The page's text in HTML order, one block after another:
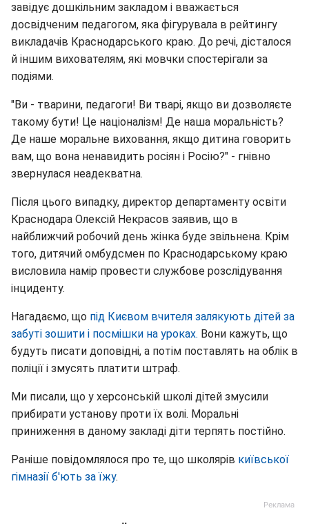
завідує дошкільним закладом і вважається
досвідченим педагогом, яка фігурувала в рейтингу
викладачів Краснодарського краю. До речі, дісталося
й іншим вихователям, які мовчки спостерігали за
подіями.
"Ви - тварини, педагоги! Ви тварі, якщо ви дозволяєте
такому бути! Це націоналізм! Де наша моральність?
Де наше моральне виховання, якщо дитина говорить
вам, що вона ненавидить росіян і Росію?" - гнівно
звернулася неадекватна.
Після цього випадку, директор департаменту освіти
Краснодара Олексій Некрасов заявив, що в
найближчий робочий день жінка буде звільнена. Крім
того, дитячий омбудсмен по Краснодарському краю
висловила намір провести службове розслідування
інциденту.
Нагадаємо, що під Києвом вчителя залякують дітей за
забуті зошити і посмішки на уроках. Вони кажуть, що
будуть писати доповідні, а потім поставлять на облік в
поліції і змусять платити штраф.
Ми писали, що у херсонській школі дітей змусили
прибирати установу проти їх волі. Моральні
приниження в даному закладі діти терпять постійно.
Раніше повідомлялося про те, що школярів київської
гімназії б'ють за їжу.